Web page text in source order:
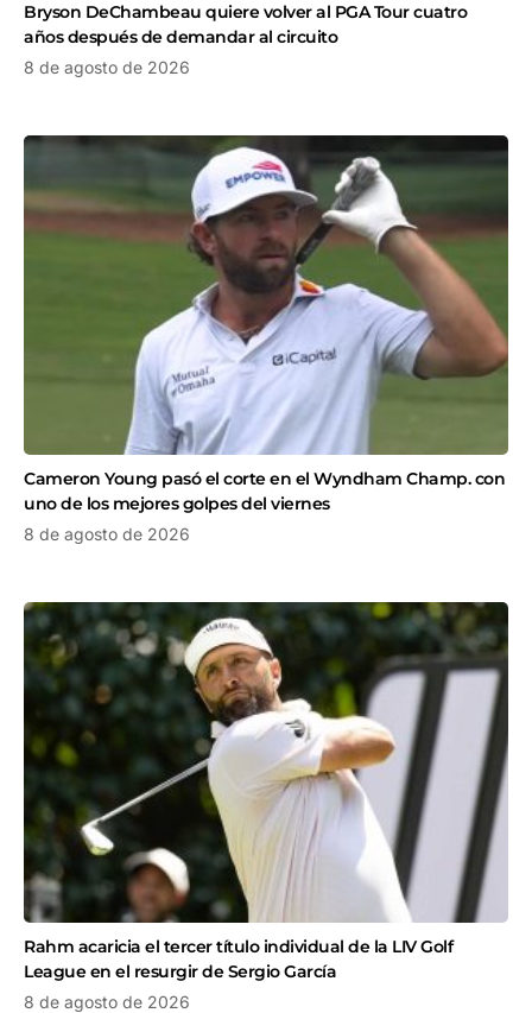
Bryson DeChambeau quiere volver al PGA Tour cuatro
años después de demandar al circuito
8 de agosto de 2026
Cameron Young pasó el corte en el Wyndham Champ. con
uno de los mejores golpes del viernes
8 de agosto de 2026
Rahm acaricia el tercer título individual de la LIV Golf
League en el resurgir de Sergio García
8 de agosto de 2026